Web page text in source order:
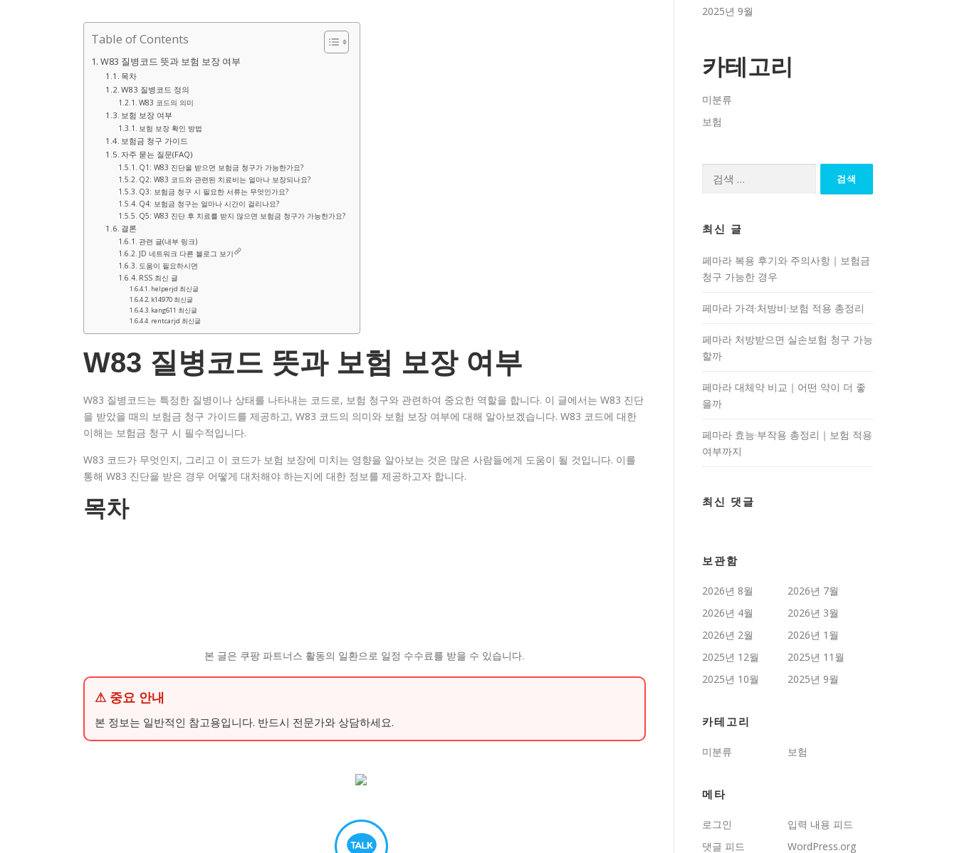
Table of Contents
W83 질병코드 뜻과 보험 보장 여부
목차
W83 질병코드 정의
W83 코드의 의미
보험 보장 여부
보험 보장 확인 방법
보험금 청구 가이드
자주 묻는 질문(FAQ)
Q1: W83 진단을 받으면 보험금 청구가 가능한가요?
Q2: W83 코드와 관련된 치료비는 얼마나 보장되나요?
Q3: 보험금 청구 시 필요한 서류는 무엇인가요?
Q4: 보험금 청구는 얼마나 시간이 걸리나요?
Q5: W83 진단 후 치료를 받지 않으면 보험금 청구가 가능한가요?
결론
관련 글(내부 링크)
JD 네트워크 다른 블로그 보기
도움이 필요하시면
RSS 최신 글
helperjd 최신글
k14970 최신글
kang611 최신글
rentcarjd 최신글
W83 질병코드 뜻과 보험 보장 여부
W83 질병코드는 특정한 질병이나 상태를 나타내는 코드로, 보험 청구와 관련하여 중요한 역할을 합니다. 이 글에서는 W83 진단
을 받았을 때의 보험금 청구 가이드를 제공하고, W83 코드의 의미와 보험 보장 여부에 대해 알아보겠습니다. W83 코드에 대한
이해는 보험금 청구 시 필수적입니다.
W83 코드가 무엇인지, 그리고 이 코드가 보험 보장에 미치는 영향을 알아보는 것은 많은 사람들에게 도움이 될 것입니다. 이를
통해 W83 진단을 받은 경우 어떻게 대처해야 하는지에 대한 정보를 제공하고자 합니다.
목차
본 글은 쿠팡 파트너스 활동의 일환으로 일정 수수료를 받을 수 있습니다.
⚠ 중요 안내
본 정보는 일반적인 참고용입니다. 반드시 전문가와 상담하세요.
2025년 9월
카테고리
미분류
보험
최신 글
페마라 복용 후기와 주의사항｜보험금
청구 가능한 경우
페마라 가격·처방비·보험 적용 총정리
페마라 처방받으면 실손보험 청구 가능
할까
페마라 대체약 비교｜어떤 약이 더 좋
을까
페마라 효능·부작용 총정리｜보험 적용
여부까지
최신 댓글
보관함
2026년 8월
2026년 7월
2026년 4월
2026년 3월
2026년 2월
2026년 1월
2025년 12월
2025년 11월
2025년 10월
2025년 9월
카테고리
미분류 보험
메타
로그인
입력 내용 피드
댓글 피드
WordPress.org